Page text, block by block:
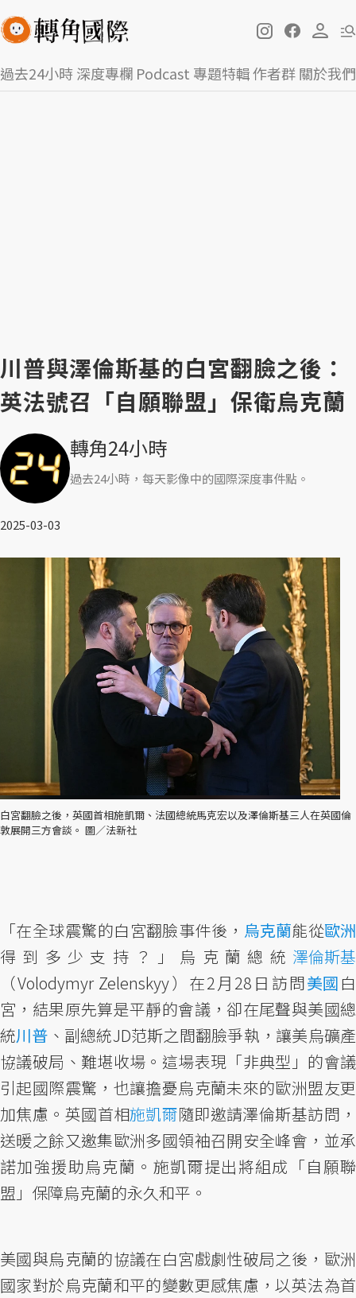
過去24小時深度專欄 Podcast 專題特輯作者群關於我們
川普與澤倫斯基的白宮翻臉之後：
英法號召「自願聯盟」保衛烏克蘭
轉角24小時
過去24小時，每天影像中的國際深度事件點。
2025-03-03
白宮翻臉之後，英國首相施凱爾、法國總統馬克宏以及澤倫斯基三人在英國倫
敦展開三方會談。 圖／法新社
「在全球震驚的白宮翻臉事件後， 烏克蘭能從歐洲
得到多少支持？」烏克蘭總統 澤倫斯基
（Volodymyr Zelenskyy）在2月28日訪問美國白
宮，結果原先算是平靜的會議，卻在尾聲與美國總
統川普 、副總統JD范斯之間翻臉爭執，讓美烏礦產
協議破局、難堪收場。這場表現「非典型」的會議
引起國際震驚，也讓擔憂烏克蘭未來的歐洲盟友更
加焦慮。英國首相施凱爾隨即邀請澤倫斯基訪問，
送暖之餘又邀集歐洲多國領袖召開安全峰會，並承
諾加強援助烏克蘭。施凱爾提出將組成「自願聯
盟」保障烏克蘭的永久和平。
美國與烏克蘭的協議在白宮戲劇性破局之後，歐洲
國家對於烏克蘭和平的變數更感焦慮，以英法為首